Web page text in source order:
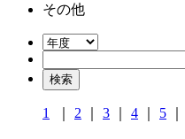
その他
1 2 3 4 5